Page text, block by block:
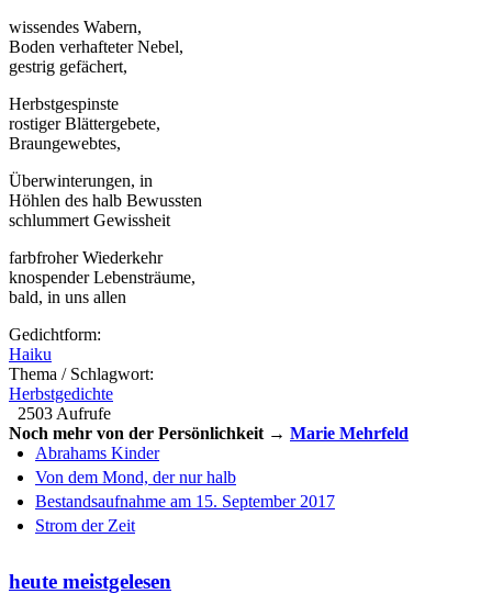
wissendes Wabern,
Boden verhafteter Nebel,
gestrig gefächert,
Herbstgespinste
rostiger Blättergebete,
Braungewebtes,
Überwinterungen, in
Höhlen des halb Bewussten
schlummert Gewissheit
farbfroher Wiederkehr
knospender Lebensträume,
bald, in uns allen
Gedichtform:
Haiku
Thema / Schlagwort:
Herbstgedichte
2503 Aufrufe
Noch mehr von der Persönlichkeit → Marie Mehrfeld
Abrahams Kinder
Von dem Mond, der nur halb
Bestandsaufnahme am 15. September 2017
Strom der Zeit
heute meistgelesen